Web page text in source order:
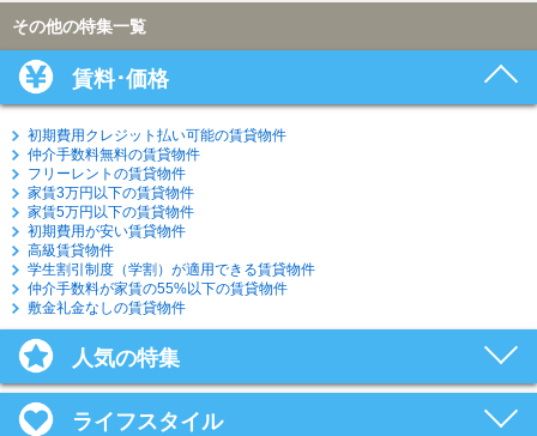
その他の特集一覧
賃料･価格
初期費用クレジット払い可能の賃貸物件
仲介手数料無料の賃貸物件
フリーレントの賃貸物件
家賃3万円以下の賃貸物件
家賃5万円以下の賃貸物件
初期費用が安い賃貸物件
高級賃貸物件
学生割引制度（学割）が適用できる賃貸物件
仲介手数料が家賃の55%以下の賃貸物件
敷金礼金なしの賃貸物件
人気の特集
ライフスタイル